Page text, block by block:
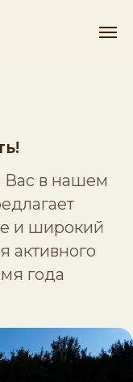
Вас в нашем
и широкий
активного
года